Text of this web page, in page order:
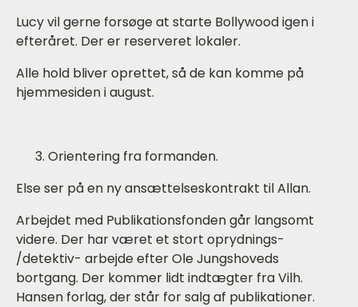
Lucy vil gerne forsøge at starte Bollywood igen i
efteråret. Der er reserveret lokaler.
Alle hold bliver oprettet, så de kan komme på
hjemmesiden i august.
Orientering fra formanden.
Else ser på en ny ansættelseskontrakt til Allan.
Arbejdet med Publikationsfonden går langsomt
videre. Der har været et stort oprydnings-
/detektiv- arbejde efter Ole Jungshoveds
bortgang. Der kommer lidt indtægter fra Vilh.
Hansen forlag, der står for salg af publikationer.